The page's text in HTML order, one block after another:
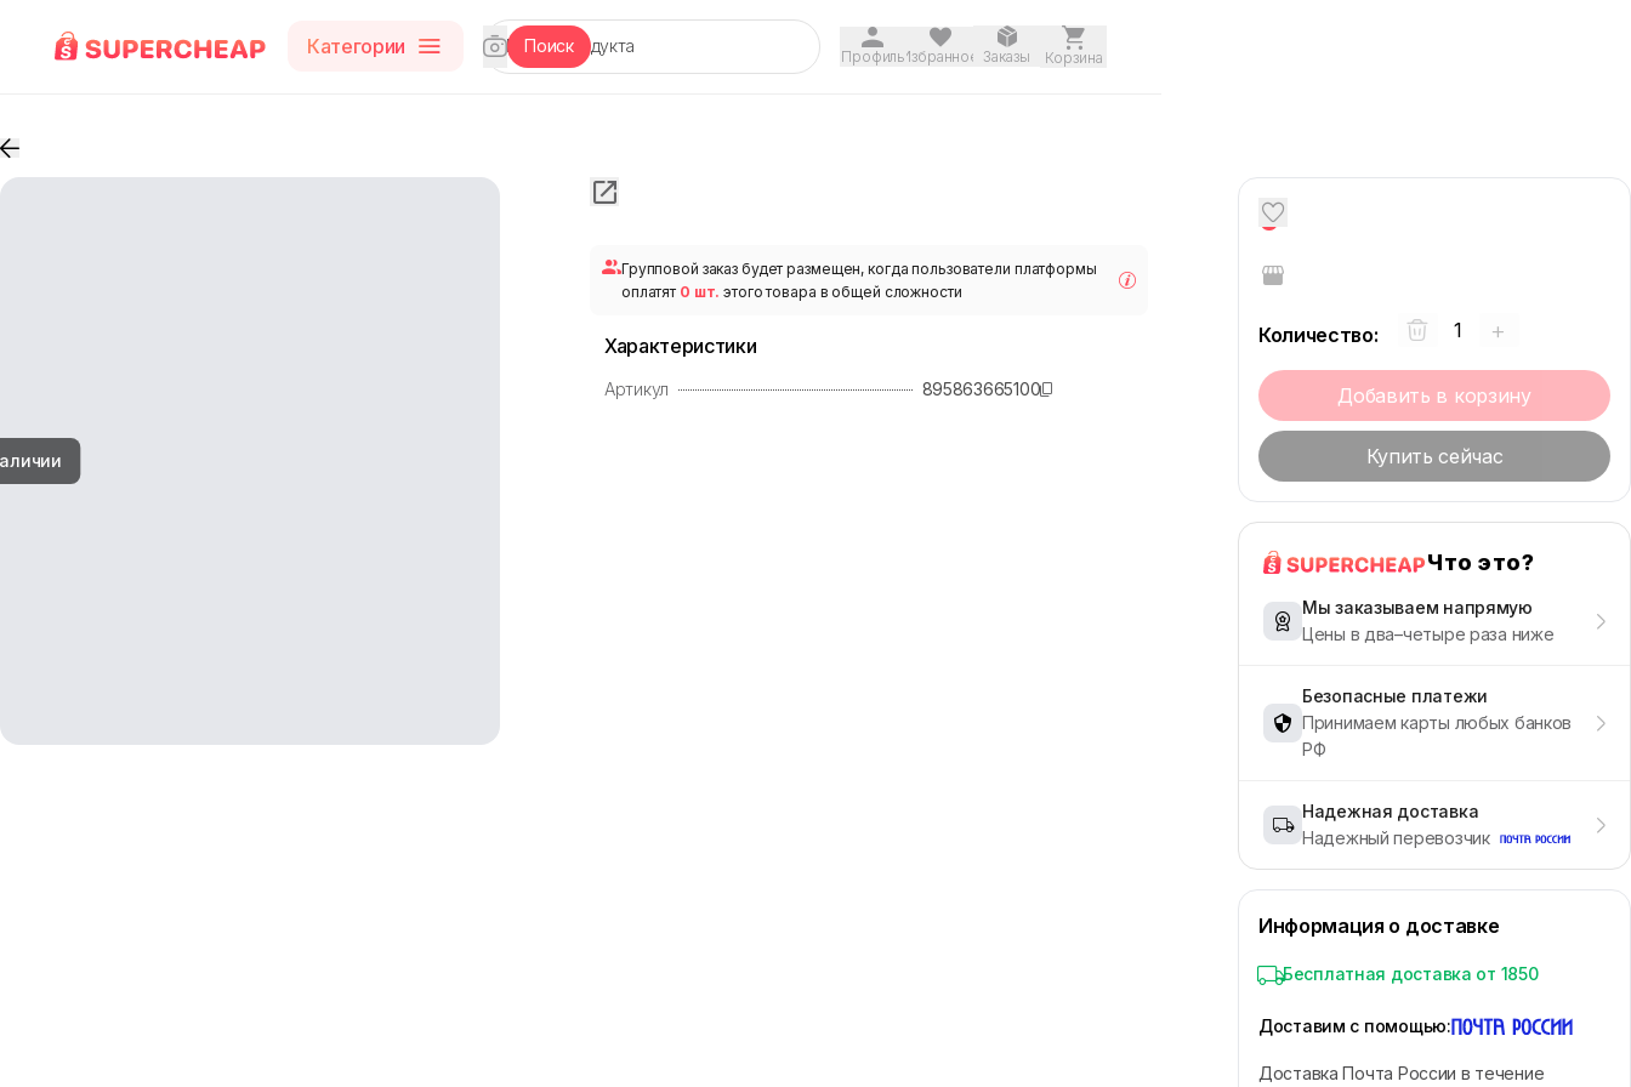
Категории Поиск ПрофильИзбранное Заказы Корзина
Групповой заказ будет размещен, когда пользователи платформы
оплатят 0 шт. этого товара в общей сложности
Характеристики
Артикул 895863665100
0
Количество: +
Добавить в корзину
Купить сейчас
Что это?
Мы заказываем напрямую
Цены в два–четыре раза ниже
Безопасные платежи
Принимаем карты любых банков
РФ
Надежная доставка
Надежный перевозчик
Информация о доставке
Бесплатная доставка от 1850
Доставим с помощью:
Доставка Почта России в течение